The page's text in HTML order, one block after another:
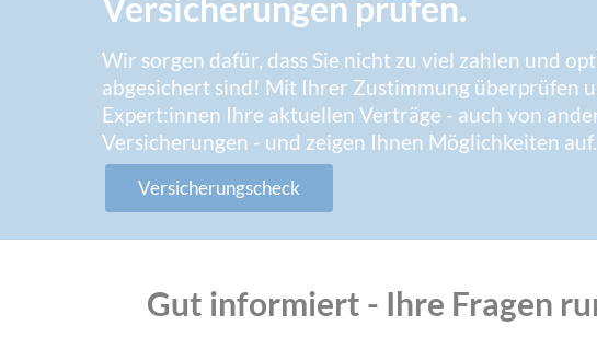
Wir sorgen dafür, dass Sie nicht zu viel zahlen und
abgesichert sind! Mit Ihrer Zustimmung überprüfen
Expert:innen Ihre aktuellen Verträge - auch von
Versicherungen - und zeigen Ihnen Möglichkeiten auf.
Versicherungscheck
Gut informiert - Ihre Fragen